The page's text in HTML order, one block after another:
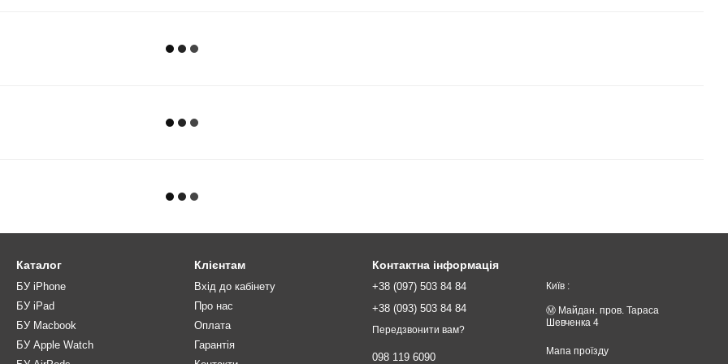
Каталог
БУ iPhone
БУ iPad
БУ Macbook
БУ Apple Watch
Клієнтам
Вхід до кабінету
Про нас
Оплата
Гарантія
Контактна інформація
+38 (097) 503 84 84
+38 (093) 503 84 84
Передзвонити вам?
098 119 6090
Київ :
Ⓜ️ Майдан. пров. Тараса
Шевченка 4
Мапа проїзду